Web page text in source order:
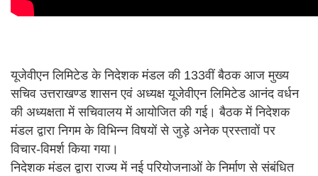
यूजेवीएन लिमिटेड के निदेशक मंडल की 133वीं बैठक आज मुख्य
सचिव उत्तराखण्ड शासन एवं अध्यक्ष यूजेवीएन लिमिटेड आनंद वर्धन
की अध्यक्षता में सचिवालय में आयोजित की गई। बैठक में निदेशक
मंडल द्वारा निगम के विभिन्न विषयों से जुड़े अनेक प्रस्तावों पर
विचार‐विमर्श किया गया।
निदेशक मंडल द्वारा राज्य में नई परियोजनाओं के निर्माण से संबंधित